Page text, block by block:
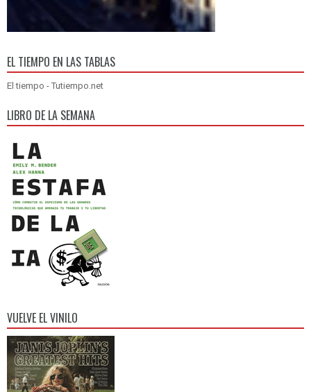
EL TIEMPO EN LAS TABLAS
El tiempo - Tutiempo.net
LIBRO DE LA SEMANA
VUELVE EL VINILO